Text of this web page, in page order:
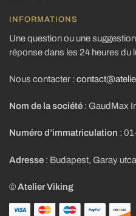
INFORMATIONS
Une question ou une
réponse dans les 24 heures du
Nous contacter :
Nom de la société : GaudMax
Numéro d’immatriculation :
Adresse : Budapest, Garay
©Atelier Viking